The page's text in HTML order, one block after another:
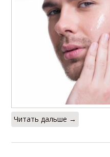
Читать дальше →